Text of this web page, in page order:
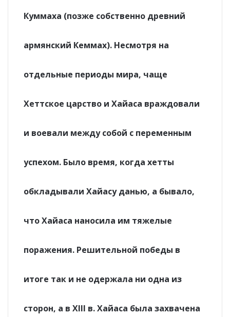
Куммаха (позже собственно древний
армянский Кеммах). Несмотря на
отдельные периоды мира, чаще
Хеттское царство и Хайаса враждовали
и воевали между собой с переменным
успехом. Было время, когда хетты
обкладывали Хайасу данью, а бывало,
что Хайаса наносила им тяжелые
поражения. Решительной победы в
итоге так и не одержала ни одна из
сторон, а в XIII в. Хайаса была захвачена